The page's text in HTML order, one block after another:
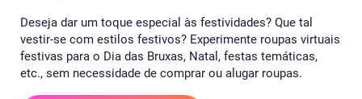
Deseja dar um toque especial às festividades? Que tal
vestir-se com estilos festivos? Experimente roupas virtuais
festivas para o Dia das Bruxas, Natal, festas temáticas,
etc., sem necessidade de comprar ou alugar roupas.